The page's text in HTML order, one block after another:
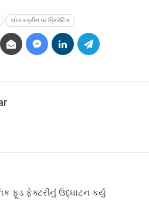
લોક સ્ક્રીન પર ક્રિકેટિંગ
ફૂડ ફેક્ટરીનું ઉદ્ઘાટન કર્યું